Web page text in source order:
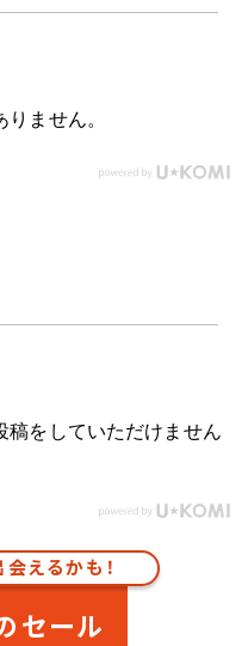
ません。
稿をしていただけません
えるかも！
セール